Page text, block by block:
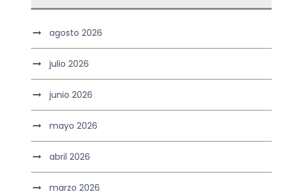
agosto 2026
julio 2026
junio 2026
mayo 2026
abril 2026
marzo 2026